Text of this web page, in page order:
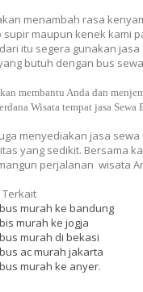
menambah rasa
supir maupun kenek kami
itu segera gunakan
butuh dengan bus
membantu Anda dan
Wisata tempat jasa
menyediakan jasa
yang sedikit. Bersama
perjalanan wisata
murah ke bandung
murah ke jogja
murah di bekasi
ac murah jakarta
murah ke anyer.